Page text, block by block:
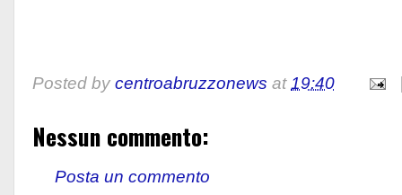
Posted by centroabruzzonews at19:40
Nessun commento:
Posta un commento